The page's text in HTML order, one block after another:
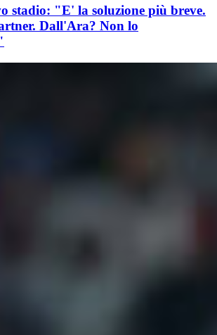
stadio: "E' la soluzione più breve.
Dall'Ara? Non lo